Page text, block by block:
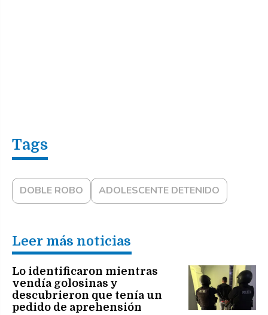
DOBLE ROBO ADOLESCENTE DETENIDO
Leer más noticias
Lo identificaron mientras
vendía golosinas y
descubrieron que tenía un
pedido de aprehensión